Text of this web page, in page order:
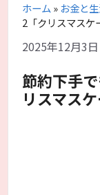
ホーム» お金と
2「クリスマスケ
2025年12月3日
節約下手
リスマス